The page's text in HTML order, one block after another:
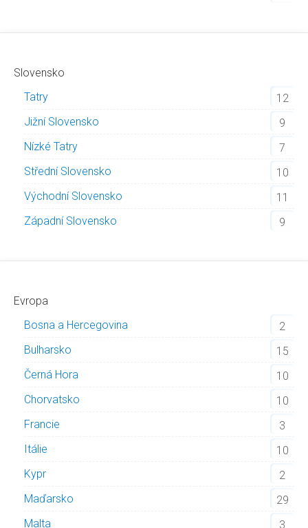
Slovensko
Tatry
12
Jižní Slovensko
9
Nízké Tatry
7
Střední Slovensko
10
Východní Slovensko
11
Západní Slovensko
9
Evropa
Bosna a Hercegovina
2
Bulharsko
15
Černá Hora
10
Chorvatsko
10
Francie
3
Itálie
10
Kypr
2
Maďarsko
29
Malta
3